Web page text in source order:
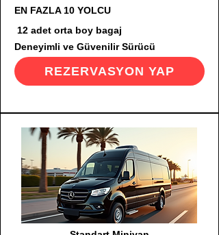
EN FAZLA 10 YOLCU
12 adet orta boy bagaj
Deneyimli ve Güvenilir Sürücü
REZERVASYON YAP